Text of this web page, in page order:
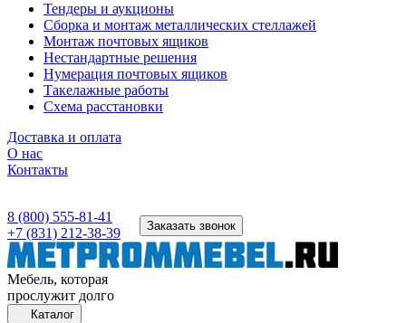
Тендеры и аукционы
Сборка и монтаж металлических стеллажей
Монтаж почтовых ящиков
Нестандартные решения
Нумерация почтовых ящиков
Такелажные работы
Схема расстановки
Доставка и оплата
О нас
Контакты
8 (800) 555-81-41
+7 (831) 212-38-39
Заказать звонок
Мебель, которая
прослужит долго
Каталог